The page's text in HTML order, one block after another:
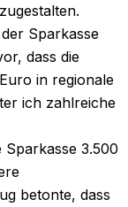
Sparkasse
dass die
in regionale
ich zahlreiche
Sparkasse 3.500
betonte, dass